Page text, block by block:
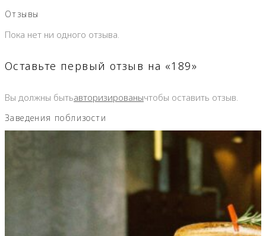
Отзывы
Пока нет ни одного отзыва.
Оставьте первый отзыв на «189»
Вы должны бытьавторизированычтобы оставить отзыв.
Заведения поблизости